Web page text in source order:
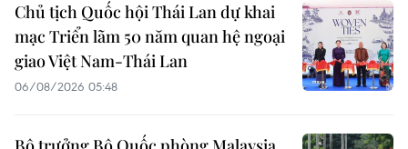
Chủ tịch Quốc hội Thái Lan dự khai
mạc Triển lãm 50 năm quan hệ ngoại
giao Việt Nam-Thái Lan
06/08/2026 05:48